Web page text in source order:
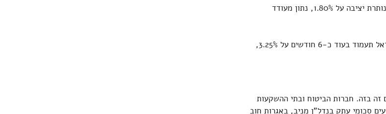
התחזית שלנו ל-12 המדדים הבאים נותרת יציבה על 1.80%, נתון מעודד
להערכתנו, ריבית בנק ישראל תעמוד בעוד כ-6 חודשים על 3.25%,
זה בזה. חברות הביטוח ובתי ההשקעות
סכומי עתק בנדל"ן מניב, באגרות חוב